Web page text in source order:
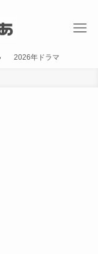
2026年ドラマ